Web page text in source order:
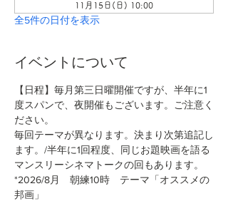
11月15日(日) 10:00
全5件の日付を表示
イベントについて
【日程】毎月第三日曜開催ですが、半年に1
度スパンで、夜開催もございます。ご注意く
ださい。
毎回テーマが異なります。決まり次第追記し
ます。/半年に1回程度、同じお題映画を語る
マンスリーシネマトークの回もあります。
*2026/8月　朝練10時　テーマ「オススメの
邦画」